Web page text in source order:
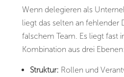
Wenn delegieren als
liegt das selten an fehlender
falschem Team. Es liegt fast
Kombination aus drei Ebenen:
Struktur: Rollen und